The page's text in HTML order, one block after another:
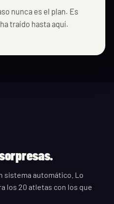
nunca es el plan. Es
traído hasta aquí.
sistema automático. Lo
los 20 atletas con los que